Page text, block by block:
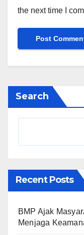
the next time I
Search
Recent Posts
BMP Ajak
Menjaga